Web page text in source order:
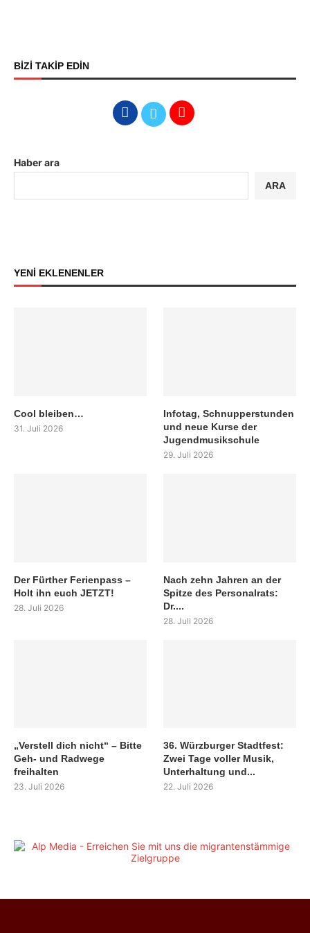
BİZİ TAKİP EDİN
Haber ara
ARA
YENİ EKLENENLER
Cool bleiben…
31. Juli 2026
Infotag, Schnupperstunden
und neue Kurse der
Jugendmusikschule
29. Juli 2026
Der Fürther Ferienpass –
Holt ihn euch JETZT!
28. Juli 2026
Nach zehn Jahren an der
Spitze des Personalrats:
Dr....
28. Juli 2026
„Verstell dich nicht“ – Bitte
Geh- und Radwege
freihalten
23. Juli 2026
36. Würzburger Stadtfest:
Zwei Tage voller Musik,
Unterhaltung und...
22. Juli 2026